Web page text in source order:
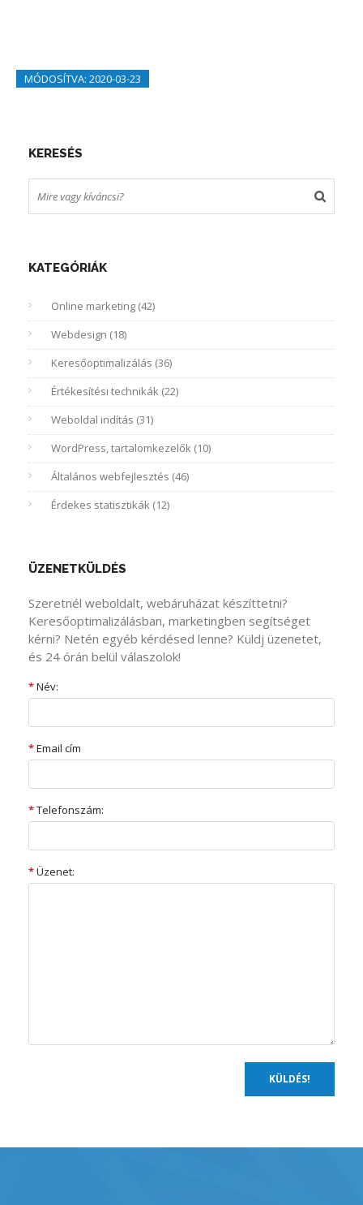
MÓDOSÍTVA: 2020-03-23
KERESÉS
KATEGÓRIÁK
Online marketing (42)
Webdesign (18)
Keresőoptimalizálás (36)
Értékesítési technikák (22)
Weboldal indítás (31)
WordPress, tartalomkezelők (10)
Általános webfejlesztés (46)
Érdekes statisztikák (12)
ÜZENETKÜLDÉS
Szeretnél weboldalt, webáruházat készíttetni?
Keresőoptimalizálásban, marketingben segítséget
kérni? Netén egyéb kérdésed lenne? Küldj üzenetet,
és 24 órán belül válaszolok!
*Név:
*Email cím
*Telefonszám:
*Üzenet: